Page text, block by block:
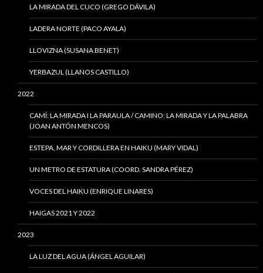
LA MIRADA DEL CUCO (GREGO DÁVILA)
LADERA NORTE (PACO AYALA)
LLOVIZNA (SUSANA BENET)
YERBAZUL (LLANOS CASTILLO)
2022
CAMÍ: LA MIRADA I LA PARAULA / CAMINO: LA MIRADA Y LA PALABRA
(JOAN ANTÓN MENCOS)
ESTEPA, MAR Y CORDILLERA EN HAIKU (MARY VIDAL)
UN METRO DE ESTATURA (COORD. SANDRA PÉREZ)
VOCES DEL HAIKU (ENRIQUE LINARES)
HAIGAS 2021 Y 2022
2023
LA LUZ DEL AGUA (ÁNGEL AGUILAR)